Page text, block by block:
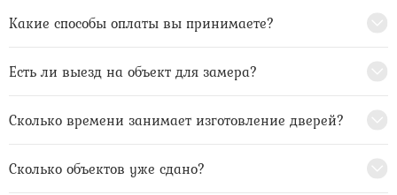
Какие способы оплаты вы принимаете?
Есть ли выезд на объект для замера?
Сколько времени занимает изготовление дверей?
Сколько объектов уже сдано?